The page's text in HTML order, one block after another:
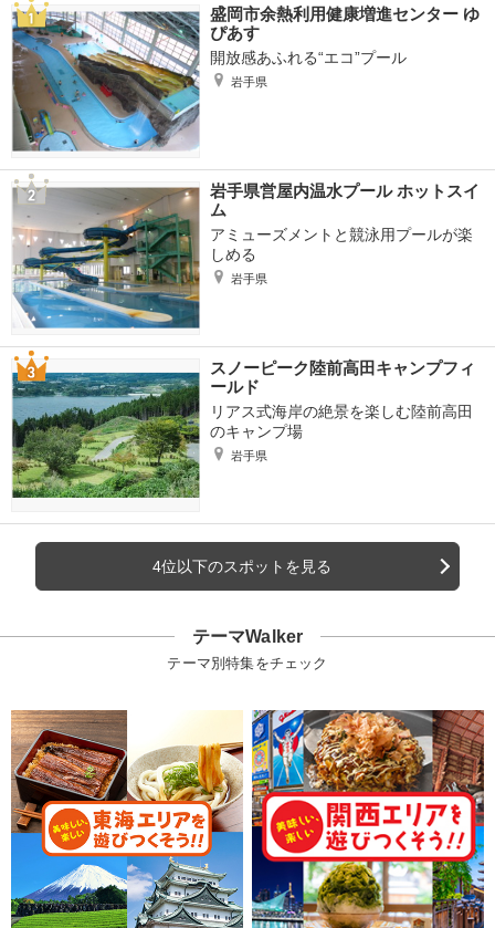
盛岡市余熱利用健康増進センター ゆ
ぴあす
開放感あふれる“エコ”プール
岩手県
岩手県営屋内温水プール ホットスイ
ム
アミューズメントと競泳用プールが楽
しめる
岩手県
スノーピーク陸前高田キャンプフィ
ールド
リアス式海岸の絶景を楽しむ陸前高田
のキャンプ場
岩手県
4位以下のスポットを見る
テーマWalker
テーマ別特集をチェック